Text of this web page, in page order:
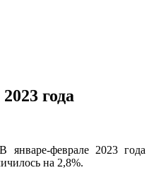
года
январе-феврале 2023 года
на 2,8%.